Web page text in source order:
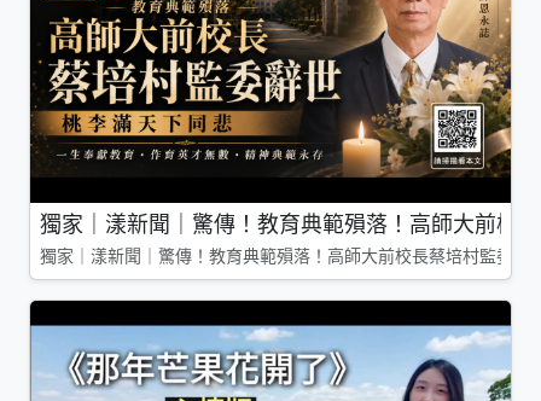
獨家｜漾新聞｜驚傳！教育典範殞落！高師大前校
獨家｜漾新聞｜驚傳！教育典範殞落！高師大前校長蔡培村監委